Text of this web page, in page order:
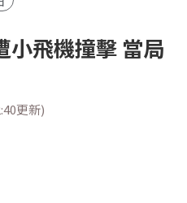
小飛機撞擊 當局
更新)